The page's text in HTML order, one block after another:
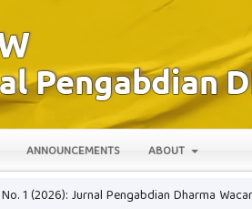
ANNOUNCEMENTS ABOUT
1 (2026): Jurnal Pengabdian Dharma